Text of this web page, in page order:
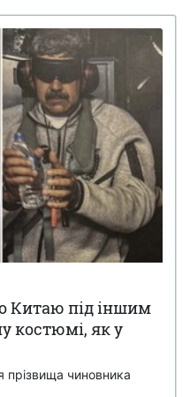
Китаю під іншим
костюмі, як у
прізвища чиновника